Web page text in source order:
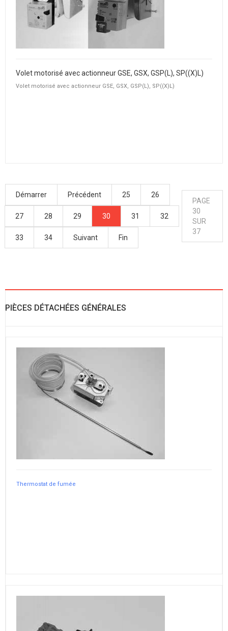
Volet motorisé avec actionneur GSE, GSX, GSP(L), SP((X)L)
Volet motorisé avec actionneur GSE, GSX, GSP(L), SP((X)L)
Démarrer Précédent 25 26
27 28 29 30 31 32
33 34 Suivant Fin
PAGE
30
SUR
37
PIÈCES DÉTACHÉES GÉNÉRALES
Thermostat de fumée